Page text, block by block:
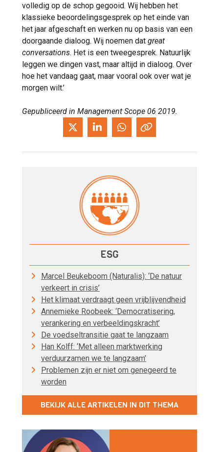
volledig op de schop gegooid. Wij hebben het
klassieke beoordelingsgesprek op het einde van
het jaar afgeschaft en werken nu op basis van een
doorgaande dialoog. Wij noemen dat great
conversations. Het is een tweegesprek. Natuurlijk
leggen we dingen vast, maar altijd in dialoog. Over
hoe het vandaag gaat, maar vooral ook over wat je
morgen wilt.’
Gepubliceerd in Management Scope 06 2019.
ESG
Marcel Beukeboom (Naturalis): ‘De natuur
verkeert in crisis’
Het klimaat verdraagt geen vrijblijvendheid
Annemieke Roobeek: ‘Democratisering,
verankering en verbeeldingskracht’
De voedseltransitie gaat te langzaam
Han Kolff: ‘Met alleen marktwerking
verduurzamen we te langzaam’
Problemen zijn er niet om genegeerd te
worden
BEKIJK ALLE ARTIKELEN IN DIT THEMA